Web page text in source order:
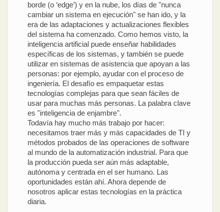
borde (o ‘edge’) y en la nube, los días de "nunca
cambiar un sistema en ejecución" se han ido, y la
era de las adaptaciones y actualizaciones flexibles
del sistema ha comenzado. Como hemos visto, la
inteligencia artificial puede enseñar habilidades
específicas de los sistemas, y también se puede
utilizar en sistemas de asistencia que apoyan a las
personas: por ejemplo, ayudar con el proceso de
ingeniería. El desafío es empaquetar estas
tecnologías complejas para que sean fáciles de
usar para muchas más personas. La palabra clave
es "inteligencia de enjambre".
Todavía hay mucho más trabajo por hacer:
necesitamos traer más y más capacidades de TI y
métodos probados de las operaciones de software
al mundo de la automatización industrial. Para que
la producción pueda ser aún más adaptable,
autónoma y centrada en el ser humano. Las
oportunidades están ahí. Ahora depende de
nosotros aplicar estas tecnologías en la práctica
diaria.